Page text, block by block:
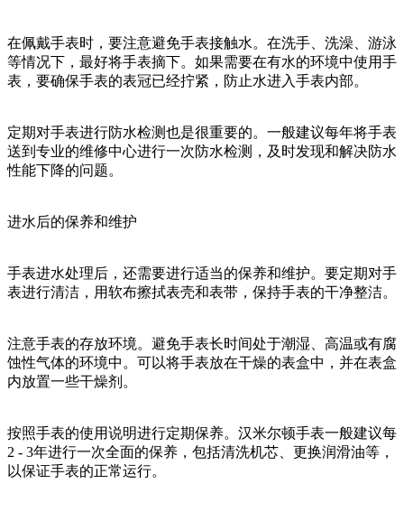
在佩戴手表时，要注意避免手表接触水。在洗手、洗澡、游泳
等情况下，最好将手表摘下。如果需要在有水的环境中使用手
表，要确保手表的表冠已经拧紧，防止水进入手表内部。
定期对手表进行防水检测也是很重要的。一般建议每年将手表
送到专业的维修中心进行一次防水检测，及时发现和解决防水
性能下降的问题。
进水后的保养和维护
手表进水处理后，还需要进行适当的保养和维护。要定期对手
表进行清洁，用软布擦拭表壳和表带，保持手表的干净整洁。
注意手表的存放环境。避免手表长时间处于潮湿、高温或有腐
蚀性气体的环境中。可以将手表放在干燥的表盒中，并在表盒
内放置一些干燥剂。
按照手表的使用说明进行定期保养。汉米尔顿手表一般建议每
2 - 3年进行一次全面的保养，包括清洗机芯、更换润滑油等，
以保证手表的正常运行。